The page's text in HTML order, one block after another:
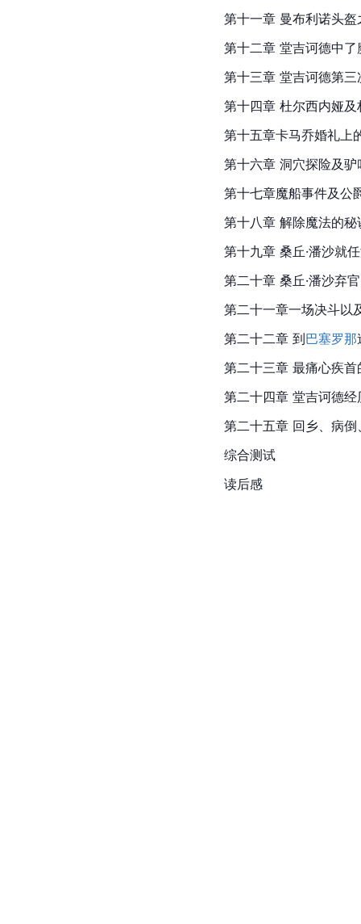
第十一章 曼布利诺头盔
第十二章 堂吉诃德中
第十三章 堂吉诃德第三
第十四章 杜尔西内娅
第十五章卡马乔婚礼上
第十六章 洞穴探险及
第十七章魔船事件及公
第十八章 解除魔法的
第十九章 桑丘·潘沙就
第二十章 桑丘·潘沙弃
第二十一章一场决斗以
第二十二章 到巴塞罗那
第二十三章 最痛心疾
第二十四章 堂吉诃德
第二十五章 回乡、病
综合测试
读后感